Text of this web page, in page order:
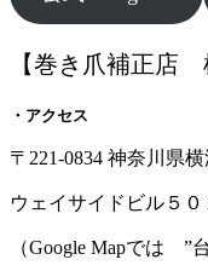
【巻き爪補正店
・アクセス
〒221-0834 神奈川県
ウェイサイドビル５０
（Google Mapでは ”